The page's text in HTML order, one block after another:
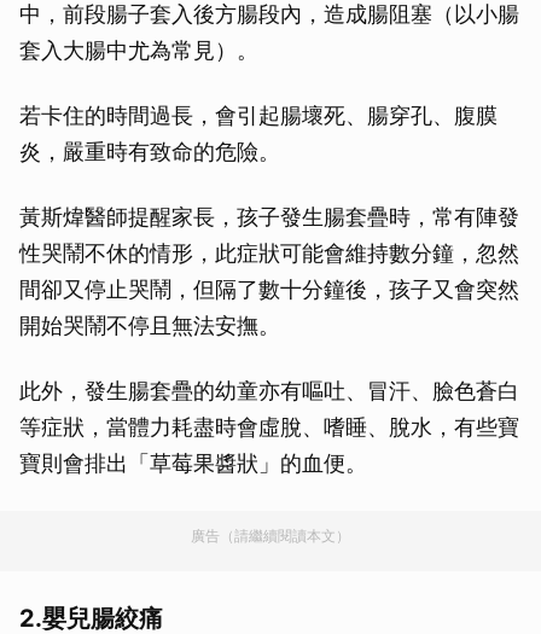
中，前段腸子套入後方腸段內，造成腸阻塞（以小腸
套入大腸中尤為常見）。
若卡住的時間過長，會引起腸壞死、腸穿孔、腹膜
炎，嚴重時有致命的危險。
黃斯煒醫師提醒家長，孩子發生腸套疊時，常有陣發
性哭鬧不休的情形，此症狀可能會維持數分鐘，忽然
間卻又停止哭鬧，但隔了數十分鐘後，孩子又會突然
開始哭鬧不停且無法安撫。
此外，發生腸套疊的幼童亦有嘔吐、冒汗、臉色蒼白
等症狀，當體力耗盡時會虛脫、嗜睡、脫水，有些寶
寶則會排出「草莓果醬狀」的血便。
廣告（請繼續閱讀本文）
2.嬰兒腸絞痛